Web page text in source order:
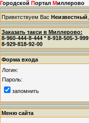
Городской Портал Миллерово
Приветствуем Вас Неизвестный
Заказать такси в Миллерово:
8-960-444-8-444 * 8-918-505-3-999
8-929-818-92-00
Форма входа
Логин:
Пароль:
запомнить
Меню сайта